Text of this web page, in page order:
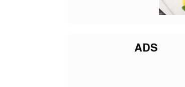
ADS